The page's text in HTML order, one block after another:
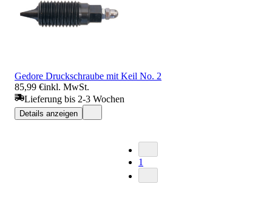
Gedore Druckschraube mit Keil No. 2
85,99 €inkl. MwSt.
Lieferung bis 2-3 Wochen
Details anzeigen
1